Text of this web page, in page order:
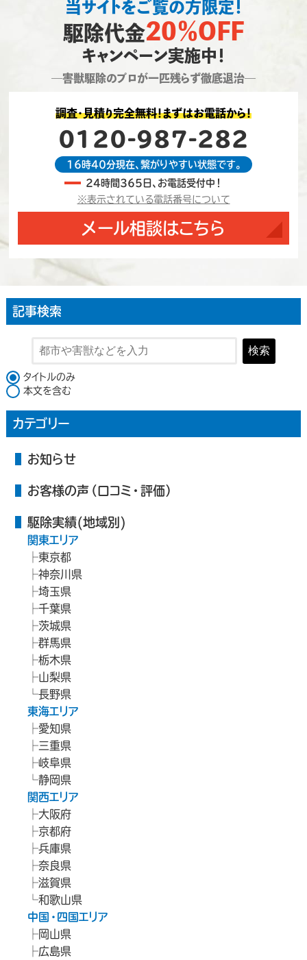
当サイトをご覧の方限定！
駆除代金20％OFF
キャンペーン実施中！
―害獣駆除のプロが一匹残らず徹底退治―
調査・見積り完全無料！まずはお電話から！
0120-987-282
16時40分現在、繋がりやすい状態です。
24時間365日、お電話受付中！
※表示されている電話番号について
メール相談はこちら
記事検索
検索
検索対象
タイトルのみ
本文を含む
カテゴリー
お知らせ
お客様の声（口コミ・評価）
駆除実績(地域別)
関東エリア
東京都
神奈川県
埼玉県
千葉県
茨城県
群馬県
栃木県
山梨県
長野県
東海エリア
愛知県
三重県
岐阜県
静岡県
関西エリア
大阪府
京都府
兵庫県
奈良県
滋賀県
和歌山県
中国・四国エリア
岡山県
広島県